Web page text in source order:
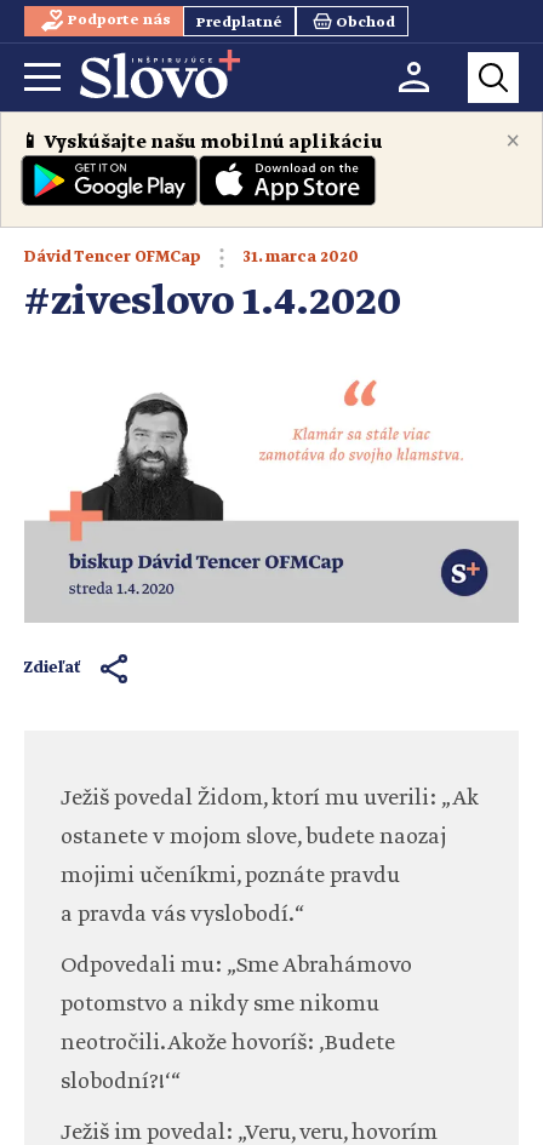
Podporte nás Predplatné Obchod
×
📱 Vyskúšajte našu mobilnú aplikáciu
Dávid Tencer OFMCap 31. marca 2020
#ziveslovo 1.4.2020
Zdieľať
Ježiš povedal Židom, ktorí mu uverili: „Ak
ostanete v mojom slove, budete naozaj
mojimi učeníkmi, poznáte pravdu
a pravda vás vyslobodí.“
Odpovedali mu: „Sme Abrahámovo
potomstvo a nikdy sme nikomu
neotročili. Akože hovoríš: ‚Budete
slobodní?!‘“
Ježiš im povedal: „Veru, veru, hovorím